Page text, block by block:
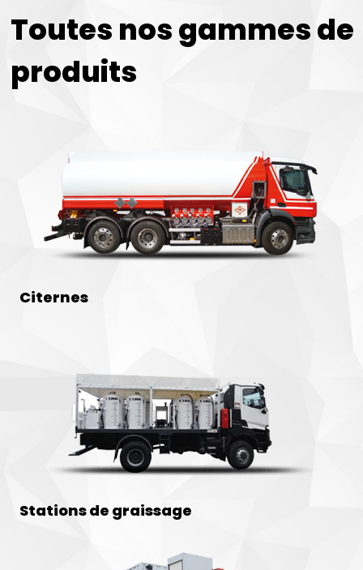
Toutes nos gammes de
produits
Citernes
Stations de graissage